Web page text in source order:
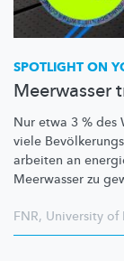
SPOTLIGHT ON
Meerwasser
Nur etwa 3 % des
viele
arbeiten an
Meerwasser zu
FNR, University of